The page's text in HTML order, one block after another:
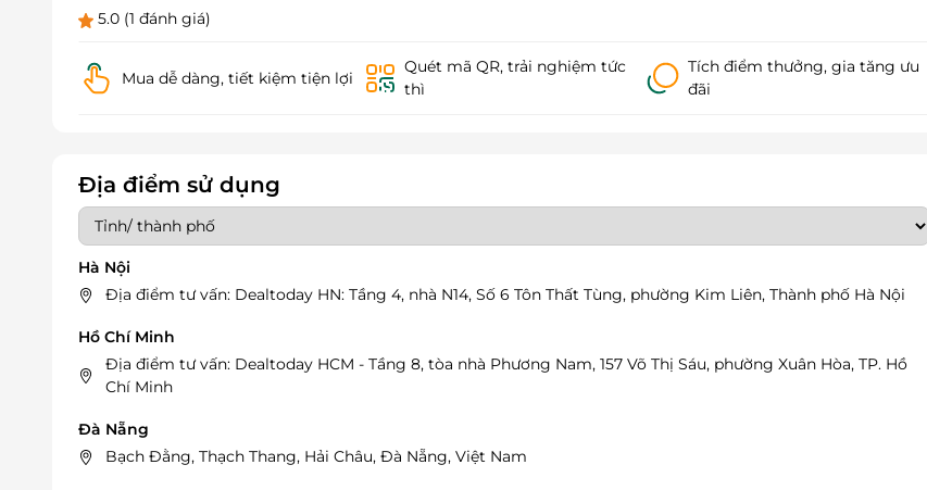
5.0 (1 đánh giá)
Mua dễ dàng, tiết kiệm tiện lợi
Quét mã QR, trải nghiệm tức
thì
Tích điểm thưởng, gia tăng ưu
đãi
Địa điểm sử dụng
Hà Nội
Địa điểm tư vấn: Dealtoday HN: Tầng 4, nhà N14, Số 6 Tôn Thất Tùng, phường Kim Liên, Thành phố Hà Nội
Hồ Chí Minh
Địa điểm tư vấn: Dealtoday HCM - Tầng 8, tòa nhà Phương Nam, 157 Võ Thị Sáu, phường Xuân Hòa, TP. Hồ
Chí Minh
Đà Nẵng
Bạch Đằng, Thạch Thang, Hải Châu, Đà Nẵng, Việt Nam